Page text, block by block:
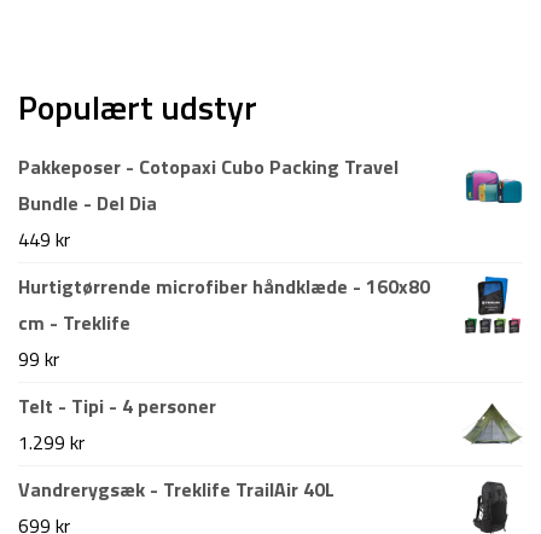
Populært udstyr
Pakkeposer - Cotopaxi Cubo Packing Travel
Bundle - Del Dia
449 kr
Hurtigtørrende microfiber håndklæde - 160x80
cm - Treklife
99 kr
Telt - Tipi - 4 personer
1.299 kr
Vandrerygsæk - Treklife TrailAir 40L
699 kr